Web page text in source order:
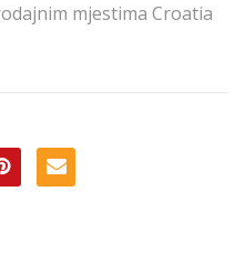
mjestima Croatia